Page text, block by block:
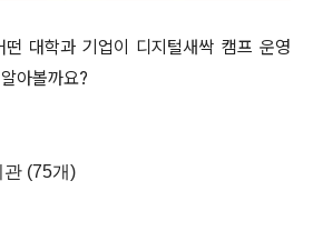
대학과 기업이 디지털새싹 캠프 운영
아볼까요?
(75개)